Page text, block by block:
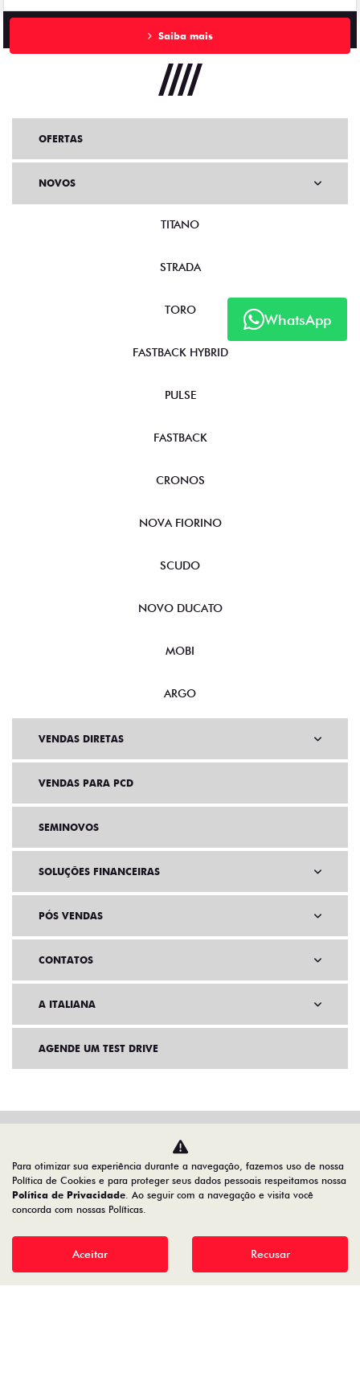
Saiba mais
WhatsApp
OFERTAS
NOVOS
TITANO
STRADA
TORO
FASTBACK HYBRID
PULSE
FASTBACK
CRONOS
NOVA FIORINO
SCUDO
NOVO DUCATO
MOBI
ARGO
VENDAS DIRETAS
VENDAS PARA PCD
SEMINOVOS
SOLUÇÕES FINANCEIRAS
PÓS VENDAS
CONTATOS
A ITALIANA
AGENDE UM TEST DRIVE
Desacelere. Seu bem maior é a vida.
Para otimizar sua experiência durante a navegação, fazemos uso de nossa
Política de Cookies e para proteger seus dados pessoais respeitamos nossa
Política de Privacidade. Ao seguir com a navegação e visita você
concorda com nossas Políticas.
Aceitar Recusar